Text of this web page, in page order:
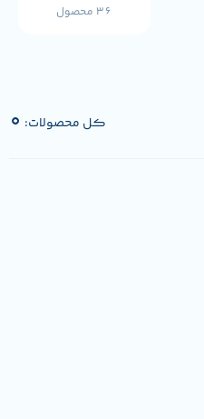
36 محصول
کل محصولات: 0